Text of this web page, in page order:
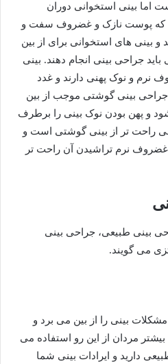
اما بینی استخوانی دوران
که پوست نازک و غضروف سفت و
بینی های استخوانی برای از بین
جراحی بینی انجام دهند. بینی
و نوک پهنی دارند و غدد
بینی گوشتی موجب از بین
و پهن بودن نوک بینی را برطرف
راحت تر از بینی گوشتی است و
غضروف نرم تراشیدن آن راحت تر
بینی طبیعی، جراحی بینی
می گویند.
بینی را از بین می برد و
مردان از این رو استفاده می
دارید و ایرادات بینی شما